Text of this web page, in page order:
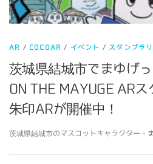
AR / COCOAR / イベント / スタンプラ
茨城県結城市でまゆげ
ON THE MAYUGE AR
朱印ARが開催中！
茨城県結城市のマスコットキャラクター・